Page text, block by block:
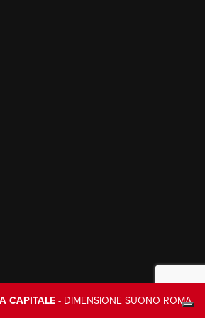
CAPITALE - DIMENSIONE SUONO ROMA